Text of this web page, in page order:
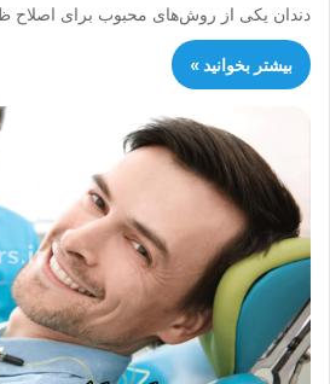
دندان یکی از روش‌های محبوب برای اصلاح
بیشتر بخوانید »